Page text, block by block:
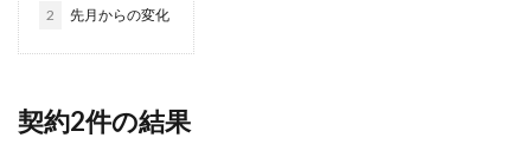
2 先月からの変化
契約2件の結果